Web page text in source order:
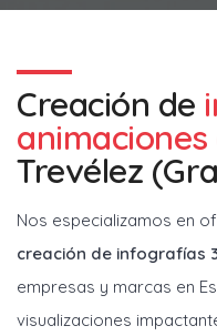
Creación de
Trevélez
Nos especializamos en
creación de infografías
empresas y marcas en
visualizaciones